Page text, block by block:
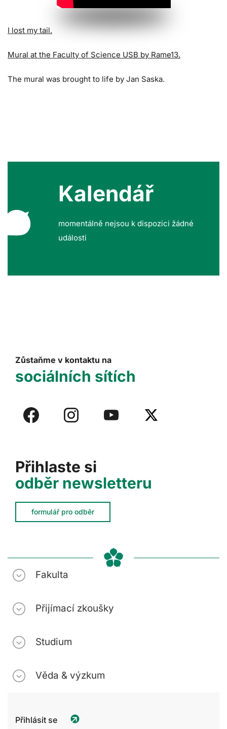
I lost my tail.
Mural at the Faculty of Science USB by Rame13.
The mural was brought to life by Jan Saska.
Kalendář
momentálně nejsou k dispozici žádné
události
Přihlaste si
odběr newsletteru
formulář pro odběr
Zůstaňme v kontaktu na
sociálních sítích
Fakulta
Přijímací zkoušky
Studium
Věda & výzkum
Přihlásit se